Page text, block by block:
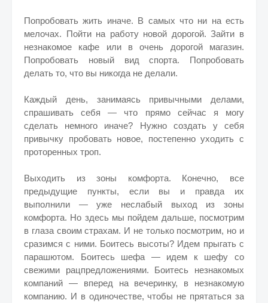
Попробовать жить иначе. В самых что ни на есть
мелочах. Пойти на работу новой дорогой. Зайти в
незнакомое кафе или в очень дорогой магазин.
Попробовать новый вид спорта. Попробовать
делать то, что вы никогда не делали.
Каждый день, занимаясь привычными делами,
спрашивать себя — что прямо сейчас я могу
сделать немного иначе? Нужно создать у себя
привычку пробовать новое, постепенно уходить с
проторенных троп.
Выходить из зоны комфорта. Конечно, все
предыдущие пункты, если вы и правда их
выполнили — уже неслабый выход из зоны
комфорта. Но здесь мы пойдем дальше, посмотрим
в глаза своим страхам. И не только посмотрим, но и
сразимся с ними. Боитесь высоты? Идем прыгать с
парашютом. Боитесь шефа — идем к шефу со
свежими рацпредложениями. Боитесь незнакомых
компаний — вперед на вечеринку, в незнакомую
компанию. И в одиночестве, чтобы не прятаться за